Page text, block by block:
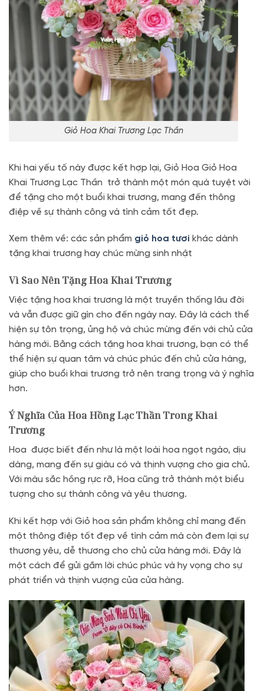
Giỏ Hoa Khai Trương Lạc Thần
Khi hai yếu tố này được kết hợp lại, Giỏ Hoa Giỏ Hoa
Khai Trương Lạc Thần trở thành một món quà tuyệt vời
để tặng cho một buổi khai trương, mang đến thông
điệp về sự thành công và tình cảm tốt đẹp.
Xem thêm về: các sản phẩm giỏ hoa tươi khác dành
tặng khai trương hay chúc mừng sinh nhật
Vì Sao Nên Tặng Hoa Khai Trương
Việc tặng hoa khai trương là một truyền thống lâu đời
và vẫn được giữ gìn cho đến ngày nay. Đây là cách thể
hiện sự tôn trọng, ủng hộ và chúc mừng đến với chủ cửa
hàng mới. Bằng cách tặng hoa khai trương, bạn có thể
thể hiện sự quan tâm và chúc phúc đến chủ cửa hàng,
giúp cho buổi khai trương trở nên trang trọng và ý nghĩa
hơn.
Ý Nghĩa Của Hoa Hồng Lạc Thần Trong Khai
Trương
Hoa được biết đến như là một loài hoa ngọt ngào, dịu
dàng, mang đến sự giàu có và thịnh vượng cho gia chủ.
Với màu sắc hồng rực rỡ, Hoa cũng trở thành một biểu
tượng cho sự thành công và yêu thương.
Khi kết hợp với Giỏ hoa sản phẩm không chỉ mang đến
một thông điệp tốt đẹp về tình cảm mà còn đem lại sự
thương yêu, dễ thương cho chủ cửa hàng mới. Đây là
một cách để gửi gắm lời chúc phúc và hy vọng cho sự
phát triển và thịnh vượng của cửa hàng.